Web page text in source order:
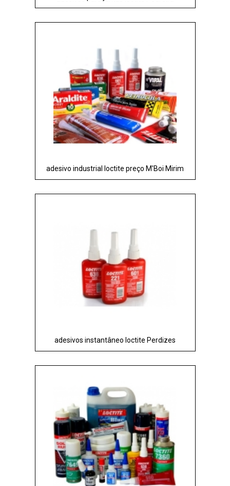
adesivo industrial loctite preço M'Boi Mirim
adesivos instantâneo loctite Perdizes